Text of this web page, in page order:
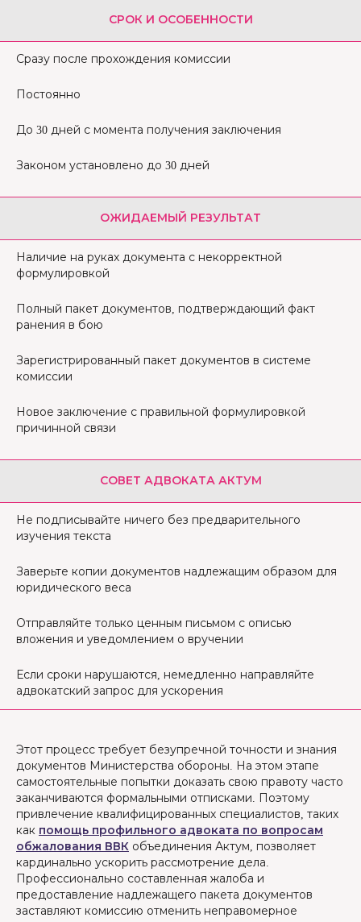
СРОК И ОСОБЕННОСТИ
Сразу после прохождения комиссии
Постоянно
До 30 дней с момента получения заключения
Законом установлено до 30 дней
ОЖИДАЕМЫЙ РЕЗУЛЬТАТ
Наличие на руках документа с некорректной
формулировкой
Полный пакет документов, подтверждающий факт
ранения в бою
Зарегистрированный пакет документов в системе
комиссии
Новое заключение с правильной формулировкой
причинной связи
СОВЕТ АДВОКАТА АКТУМ
Не подписывайте ничего без предварительного
изучения текста
Заверьте копии документов надлежащим образом для
юридического веса
Отправляйте только ценным письмом с описью
вложения и уведомлением о вручении
Если сроки нарушаются, немедленно направляйте
адвокатский запрос для ускорения
Этот процесс требует безупречной точности и знания
документов Министерства обороны. На этом этапе
самостоятельные попытки доказать свою правоту часто
заканчиваются формальными отписками. Поэтому
привлечение квалифицированных специалистов, таких
как помощь профильного адвоката по вопросам
обжалования ВВК объединения Актум, позволяет
кардинально ускорить рассмотрение дела.
Профессионально составленная жалоба и
предоставление надлежащего пакета документов
заставляют комиссию отменить неправомерное